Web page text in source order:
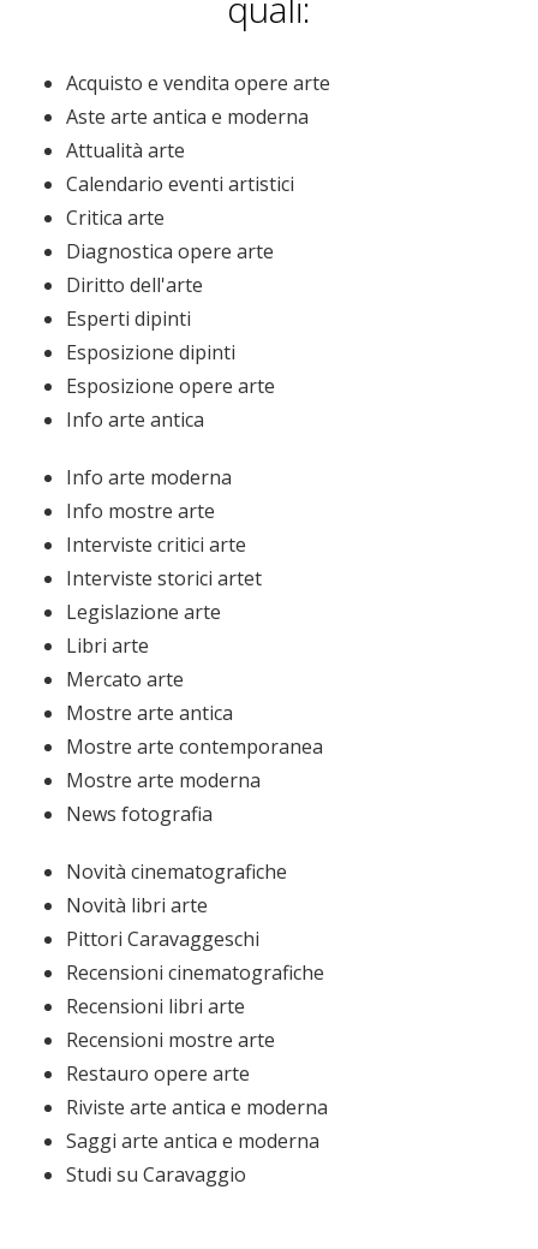
Acquisto e vendita opere arte
Aste arte antica e moderna
Attualità arte
Calendario eventi artistici
Critica arte
Diagnostica opere arte
Diritto dell'arte
Esperti dipinti
Esposizione dipinti
Esposizione opere arte
Info arte antica
Info arte moderna
Info mostre arte
Interviste critici arte
Interviste storici artet
Legislazione arte
Libri arte
Mercato arte
Mostre arte antica
Mostre arte contemporanea
Mostre arte moderna
News fotografia
Novità cinematografiche
Novità libri arte
Pittori Caravaggeschi
Recensioni cinematografiche
Recensioni libri arte
Recensioni mostre arte
Restauro opere arte
Riviste arte antica e moderna
Saggi arte antica e moderna
Studi su Caravaggio